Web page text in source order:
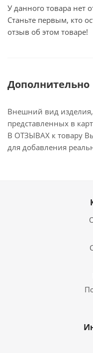
У данного товара нет
Станьте первым, кто
отзыв об этом товаре!
Дополнительно
Внешний вид изделия,
представленных в
В ОТЗЫВАХ к товару
для добавления